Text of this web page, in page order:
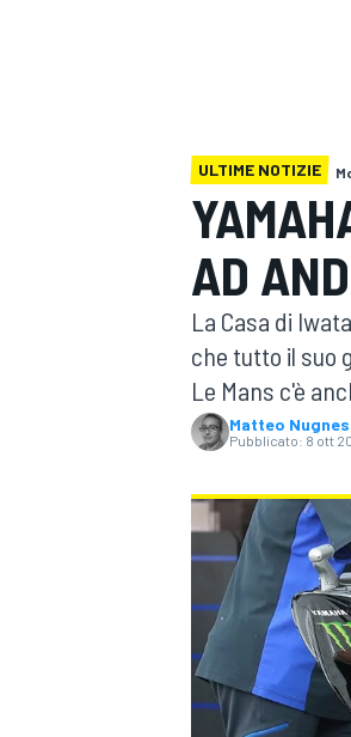
WRC
ULTIME NOTIZIE
AD
La Casa di
che tutto il suo
Le Mans c'è
Matteo Nugnes
Pubblicato: 8 ott